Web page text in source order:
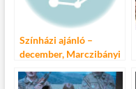
Színházi ajánló –
december, Marczibányi
Központ